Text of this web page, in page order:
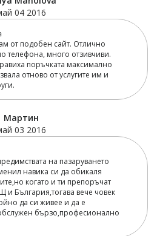
04 2016
от подобен сайт. Отлично
телефона, много отзивчиви.
поръчката максимално
отново от услугите им и
Мартин
03 2016
на пазаруването
навика си да обикаля
когато и ти препоръчат
България,тогава вече човек
да си живее и да е
бързо,професионално